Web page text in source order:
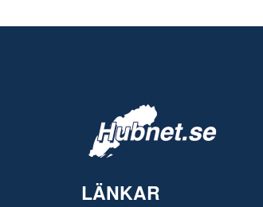
LÄNKAR